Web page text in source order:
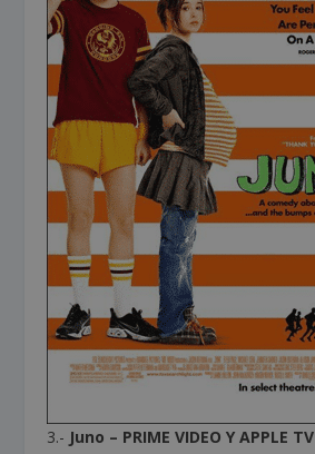
3.- Juno – PRIME VIDEO Y APPLE TV